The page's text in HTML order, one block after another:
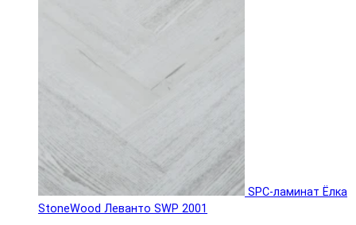
SPC-ламинат Ëлка
StoneWood Леванто SWP 2001